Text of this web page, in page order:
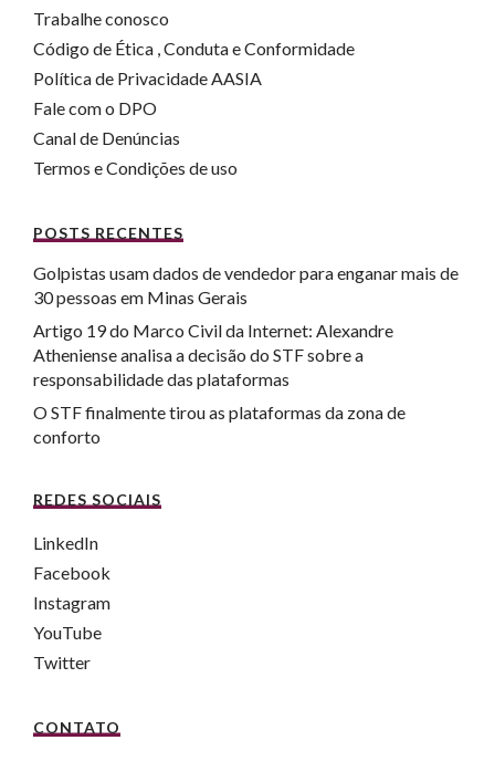
Trabalhe conosco
Código de Ética , Conduta e Conformidade
Política de Privacidade AASIA
Fale com o DPO
Canal de Denúncias
Termos e Condições de uso
POSTS RECENTES
Golpistas usam dados de vendedor para enganar mais de
30 pessoas em Minas Gerais
Artigo 19 do Marco Civil da Internet: Alexandre
Atheniense analisa a decisão do STF sobre a
responsabilidade das plataformas
O STF finalmente tirou as plataformas da zona de
conforto
REDES SOCIAIS
LinkedIn
Facebook
Instagram
YouTube
Twitter
CONTATO